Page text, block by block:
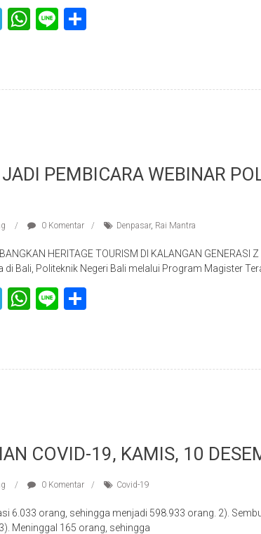
Telegram
WhatsApp
Line
PEMBICARA WEBINAR
0 Komentar Denpasar, Rai Mantra
HERITAGE TOURISM DI KALANGAN GENERASI
Bali, Politeknik Negeri Bali melalui Program Magister
Telegram
WhatsApp
Line
COVID-19, KAMIS, 10
0 Komentar Covid-19
6.033 orang, sehingga menjadi 598.933 orang. 2).
Meninggal 165 orang, sehingga